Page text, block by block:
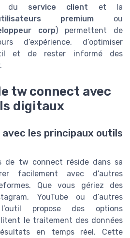
du service client et la
premium ou
corp) permettent de
d’expérience, d’optimiser
et de rester informé des
tw connect avec
digitaux
les principaux outils
de tw connect réside dans sa
facilement avec d’autres
Que vous gériez des
YouTube ou d’autres
propose des options
le traitement des données
en temps réel. Cette